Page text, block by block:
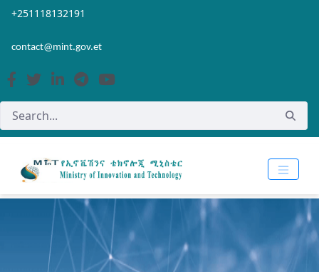
Skip to Main Content
Open Accessibility Menu
+251118132191
contact@mint.gov.et